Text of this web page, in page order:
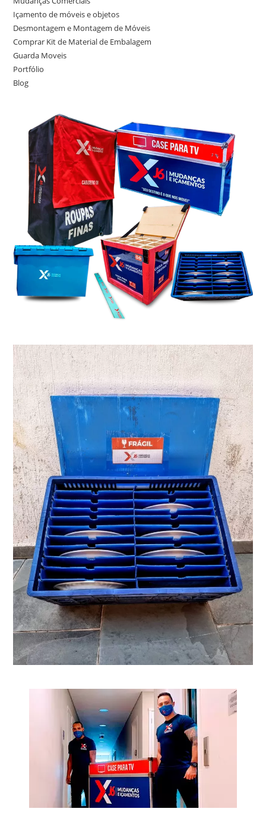
Içamento de móveis e objetos
Desmontagem e Montagem de Móveis
Comprar Kit de Material de Embalagem
Guarda Moveis
Portfólio
Blog